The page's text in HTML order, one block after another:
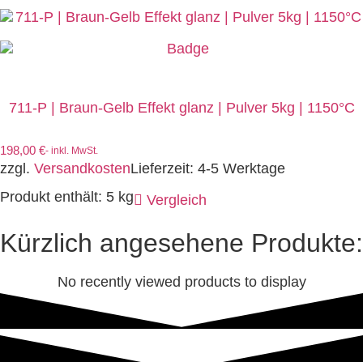
711-P | Braun-Gelb Effekt glanz | Pulver 5kg | 1150°C
198,00 €- inkl. MwSt.
zzgl. VersandkostenLieferzeit: 4-5 Werktage
Produkt enthält: 5 kg Vergleich
Kürzlich angesehene Produkte:
No recently viewed products to display